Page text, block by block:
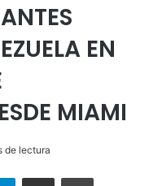
EN
MIAMI
de lectura
TelegramEnviar vía email Imprimir